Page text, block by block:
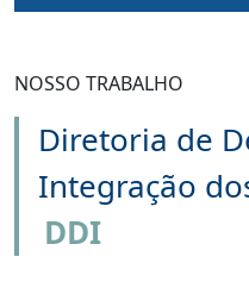
NOSSO TRABALHO
Diretoria de
Integração
DDI